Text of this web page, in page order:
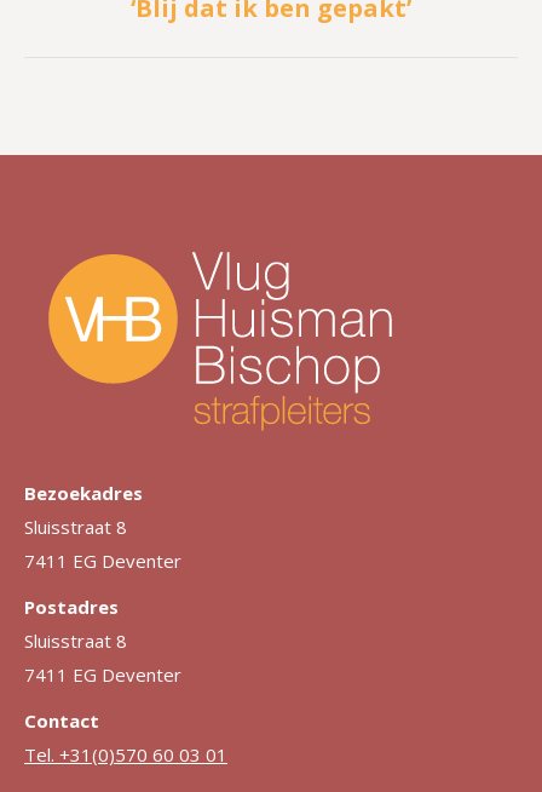
‘Blij dat ik ben gepakt’
Bezoekadres
Sluisstraat 8
7411 EG Deventer
Postadres
Sluisstraat 8
7411 EG Deventer
Contact
Tel. +31(0)570 60 03 01